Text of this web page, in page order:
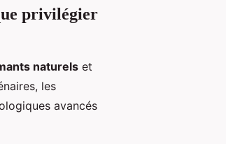
privilégier
naturels et
les
avancés